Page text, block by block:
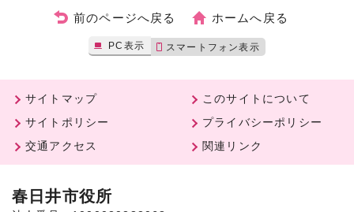
前のページへ戻る ホームへ戻る
PC表示 スマートフォン表示
サイトマップ
このサイトについて
サイトポリシー
プライバシーポリシー
交通アクセス
関連リンク
春日井市役所